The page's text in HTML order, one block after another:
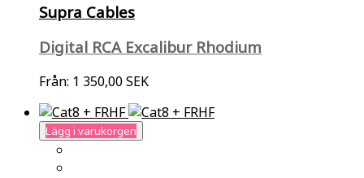
Supra Cables
Digital RCA Excalibur Rhodium
Från: 1 350,00 SEK
Lägg i varukorgen